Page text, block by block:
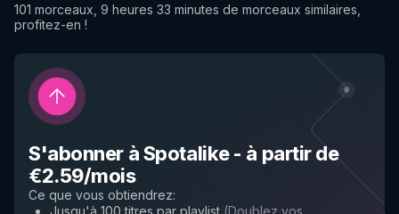
101 morceaux, 9 heures 33 minutes de morceaux similaires,
profitez-en !
S'abonner à Spotalike- à partir de
€2.59/mois
Ce que vous obtiendrez:
Jusqu'à 100 titres par playlist (Doublez vos